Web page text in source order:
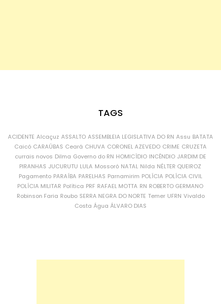
TAGS
ACIDENTE Alcaçuz ASSALTO ASSEMBLEIA LEGISLATIVA DO RN Assu BATATA
Caicó CARAÚBAS Ceará CHUVA CORONEL AZEVEDO CRIME CRUZETA
currais novos Dilma Governo do RN HOMICÍDIO INCÊNDIO JARDIM DE
PIRANHAS JUCURUTU LULA Mossoró NATAL Nilda NÉLTER QUEIROZ
Pagamento PARAÍBA PARELHAS Parnamirim POLÍCIA POLÍCIA CIVIL
POLÍCIA MILITAR Política PRF RAFAEL MOTTA RN ROBERTO GERMANO
Robinson Faria Roubo SERRA NEGRA DO NORTE Temer UFRN Vivaldo
Costa Água ÁLVARO DIAS